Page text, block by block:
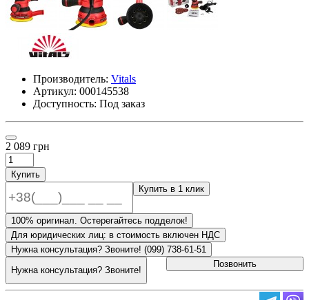
Производитель: Vitals
Артикул: 000145538
Доступность: Под заказ
2 089 грн
Купить
Купить в 1 клик
100% оригинал. Остерегайтесь подделок!
Для юридических лиц: в стоимость включен НДС
Нужна консультация? Звоните! (099) 738-61-51
Нужна консультация? Звоните!
Позвонить